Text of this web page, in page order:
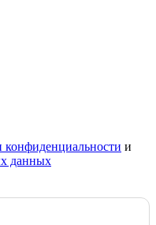
конфиденциальности и
данных